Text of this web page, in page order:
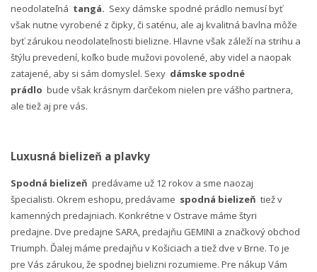
neodolateľná tangá. Sexy dámske spodné prádlo nemusí byť
však nutne vyrobené z čipky, či saténu, ale aj kvalitná bavlna môže
byť zárukou neodolateľnosti bielizne. Hlavne však záleží na strihu a
štýlu prevedení, koľko bude mužovi povolené, aby videl a naopak
zatajené, aby si sám domyslel. Sexy dámske spodné
prádlo bude však krásnym darčekom nielen pre vášho partnera,
ale tiež aj pre vás.
Luxusná bielizeň a plavky
Spodná bielizeň predávame už 12 rokov a sme naozaj
špecialisti. Okrem eshopu, predávame spodná bielizeň tiež v
kamenných predajniach. Konkrétne v Ostrave máme štyri
predajne. Dve predajne SARA, predajňu GEMINI a značkový obchod
Triumph. Ďalej máme predajňu v Košiciach a tiež dve v Brne. To je
pre Vás zárukou, že spodnej bielizni rozumieme. Pre nákup Vám